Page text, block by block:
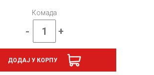
Комада
-
Физика
задатака
за
+
ДОДАЈ У КОРПУ